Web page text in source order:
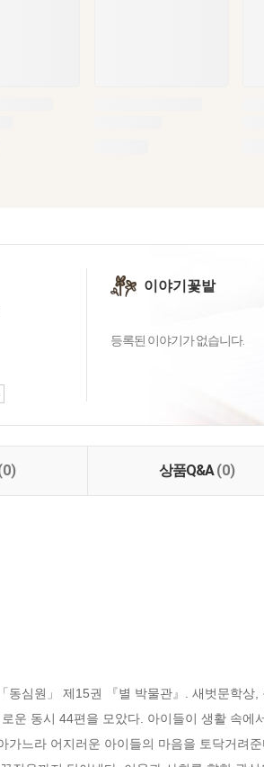
이야기꽃밭
등록된 이야기가 없습니다.
상품Q&A(0)
심원」 제15권 『별 박물관』. 새벗문학상
운 동시 44편을 모았다. 아이들이 생활 속에
느라 어지러운 아이들의 마음을 토닥거려